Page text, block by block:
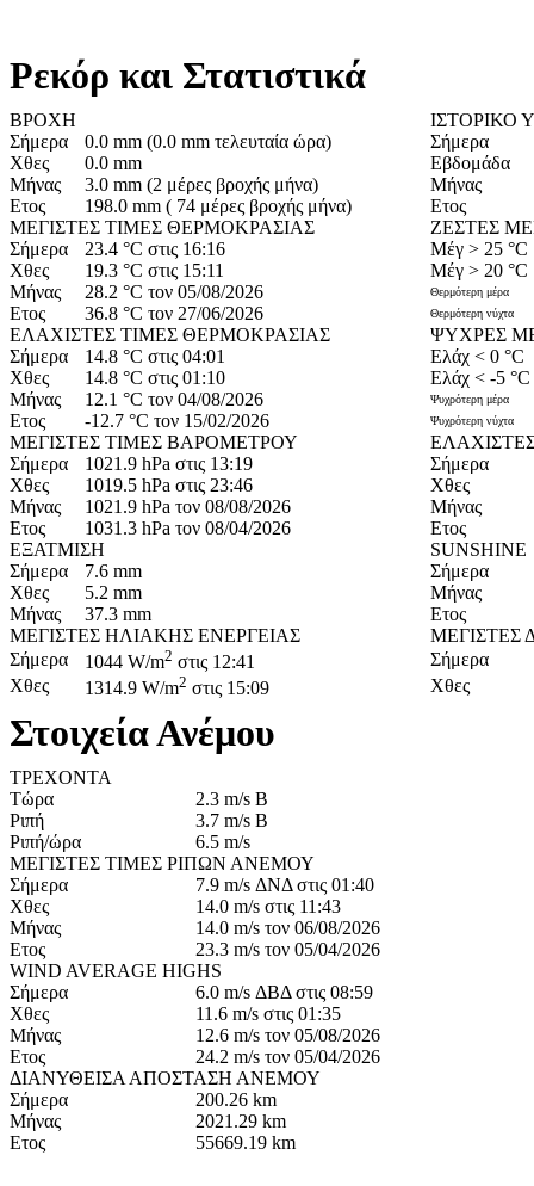
Ρεκόρ και Στατιστικά
ΒΡΟΧΗ
ΙΣΤΟΡΙΚΟ
Σήμερα
0.0 mm (0.0 mm τελευταία ώρα)
Σήμερα
Χθες
0.0 mm
Εβδομάδα
Μήνας
3.0 mm (2 μέρες βροχής μήνα)
Μήνας
Ετος
198.0 mm ( 74 μέρες βροχής μήνα)
Ετος
ΜΕΓΙΣΤΕΣ ΤΙΜΕΣ ΘΕΡΜΟΚΡΑΣΙΑΣ
ΖΕΣΤΕΣ
Σήμερα
23.4 °C στις 16:16
Μέγ > 25 °C
Χθες
19.3 °C στις 15:11
Μέγ > 20 °C
Μήνας
28.2 °C τον 05/08/2026 Θερμότερη μέρα
Ετος 36.8 °C τον 27/06/2026 Θερμότερη νύχτα
ΕΛΑΧΙΣΤΕΣ ΤΙΜΕΣ ΘΕΡΜΟΚΡΑΣΙΑΣ
ΨΥΧΡΕΣ
Σήμερα
14.8 °C στις 04:01
Ελάχ < 0 °C
Χθες
14.8 °C στις 01:10
Ελάχ < -5 °C
Μήνας
12.1 °C τον 04/08/2026 Ψυχρότερη μέρα
Ετος -12.7 °C τον 15/02/2026 Ψυχρότερη νύχτα
ΜΕΓΙΣΤΕΣ ΤΙΜΕΣ ΒΑΡΟΜΕΤΡΟΥ
Σήμερα
1021.9 hPa στις 13:19
Σήμερα
Χθες
1019.5 hPa στις 23:46
Χθες
Μήνας
1021.9 hPa τον 08/08/2026
Μήνας
Ετος
1031.3 hPa τον 08/04/2026
Ετος
ΕΞΑΤΜΙΣΗ
SUNSHINE
Σήμερα
7.6 mm
Σήμερα
Χθες
5.2 mm
Μήνας
Μήνας
37.3 mm
Ετος
ΜΕΓΙΣΤΕΣ ΗΛΙΑΚΗΣ ΕΝΕΡΓΕΙΑΣ
ΜΕΓΙΣΤΕΣ
Σήμερα
1044 W/m2 στις 12:41
Σήμερα
Χθες
1314.9 W/m2 στις 15:09 Χθες
Στοιχεία Ανέμου
ΤΡΕΧΟΝΤΑ
Τώρα
2.3 m/s Β
Ριπή
3.7 m/s Β
Ριπή/ώρα
6.5 m/s
ΜΕΓΙΣΤΕΣ ΤΙΜΕΣ ΡΙΠΩΝ ΑΝΕΜΟΥ
Σήμερα
7.9 m/s ΔΝΔ στις 01:40
Χθες
14.0 m/s στις 11:43
Μήνας
14.0 m/s τον 06/08/2026
Ετος
23.3 m/s τον 05/04/2026
WIND AVERAGE HIGHS
Σήμερα
6.0 m/s ΔΒΔ στις 08:59
Χθες
11.6 m/s στις 01:35
Μήνας
12.6 m/s τον 05/08/2026
Ετος
24.2 m/s τον 05/04/2026
ΔΙΑΝΥΘΕΙΣΑ ΑΠΟΣΤΑΣΗ ΑΝΕΜΟΥ
Σήμερα
200.26 km
Μήνας
2021.29 km
Ετος
55669.19 km